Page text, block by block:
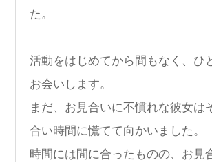
た。
活動をはじめてから間もなく、ひ
お会いします。
まだ、お見合いに不慣れな彼女は
合い時間に慌てて向かいました。
時間には間に合ったものの、お見